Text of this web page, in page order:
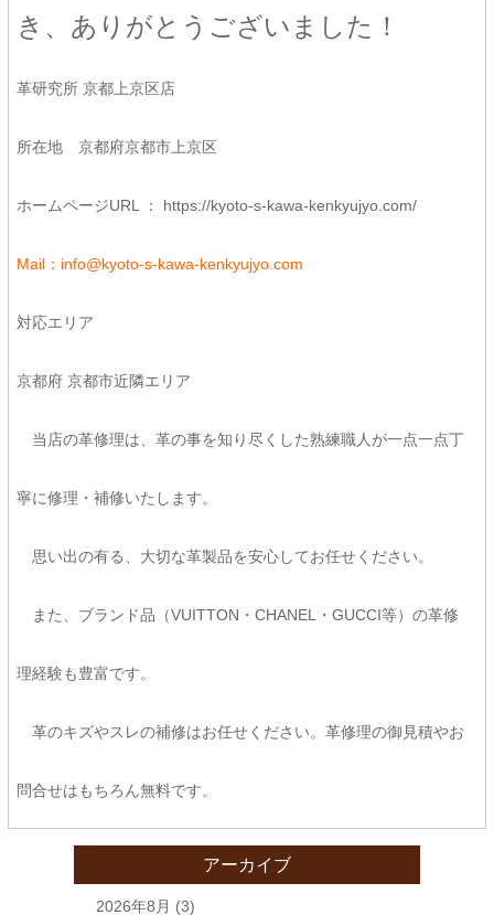
き、ありがとうございました！
革研究所 京都上京区店
所在地 京都府京都市上京区
ホームページURL ： https://kyoto-s-kawa-kenkyujyo.com/
Mail：info@kyoto-s-kawa-kenkyujyo.com
対応エリア
京都府 京都市近隣エリア
当店の革修理は、革の事を知り尽くした熟練職人が一点一点丁
寧に修理・補修いたします。
思い出の有る、大切な革製品を安心してお任せください。
また、ブランド品（VUITTON・CHANEL・GUCCI等）の革修
理経験も豊富です。
革のキズやスレの補修はお任せください。革修理の御見積やお
問合せはもちろん無料です。
アーカイブ
2026年8月 (3)